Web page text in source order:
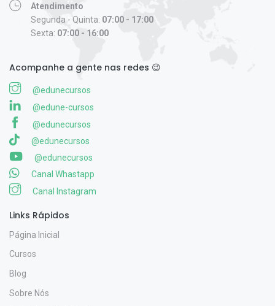
Atendimento
Segunda - Quinta: 07:00 - 17:00
Sexta: 07:00 - 16:00
Acompanhe a gente nas redes 😉
@edunecursos
@edune-cursos
@edunecursos
@edunecursos
@edunecursos
Canal Whastapp
Canal Instagram
Links Rápidos
Página Inicial
Cursos
Blog
Sobre Nós